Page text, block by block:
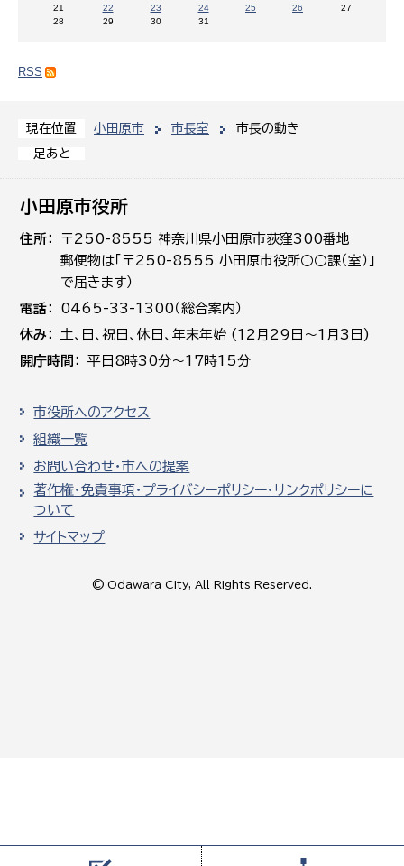
現在位置 小田原市 市長室
市長の動き
足あと
21
22 23 24 25 26
27
28
29 30 31
RSS
小田原市役所
住所
〒250-8555 神奈川県小田原市荻窪300番地
郵便物は「〒250-8555 小田原市役所○○課（室）」
で届きます）
電話
0465-33-1300（総合案内）
休み
土､日､祝日、休日、年末年始 (12月29日～1月3日)
開庁時間
平日8時30分～17時15分
市役所へのアクセス
組織一覧
お問い合わせ・市への提案
著作権・免責事項・プライバシーポリシー・リンクポリシーに
ついて
サイトマップ
© Odawara City, All Rights Reserved.